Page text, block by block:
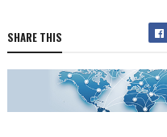
SHARE THIS